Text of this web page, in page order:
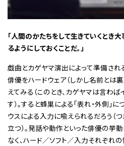
「人間のかたちをして生きていくとき
るようにしておくことだ。」
戯曲とカゲヤマ演出によって準備され
俳優をハードウェア（しかし名前とは
えてみる（このとき、カゲヤマは言わ
す）。すると蜂巣による「表れ・外側」
ウスによる入力に喩えられるだろう（
立つ）。発話や動作といった俳優の挙
なく、ハード／ソフト／入力それぞれ